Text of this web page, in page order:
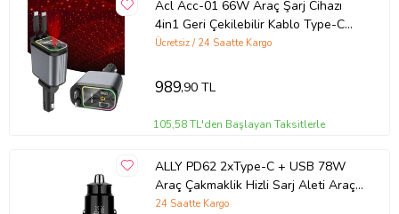
Acl Acc-01 66W Araç Şarj Cihazı
4in1 Geri Çekilebilir Kablo Type-C
Lightning Yıldızlı Tavan Efekti
Ücretsiz / 24 Saatte Kargo
989,90 TL
105,58 TL'den Başlayan Taksitlerle
ALLY PD62 2xType-C + USB 78W
Araç Çakmaklik Hizli Sarj Aleti Araç
Sarji (Siyah)
24 Saatte Kargo